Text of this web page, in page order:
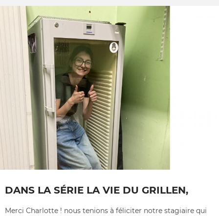
DANS LA SÉRIE LA VIE DU GRILLEN,
Merci Charlotte ! nous tenions à féliciter notre stagiaire qui